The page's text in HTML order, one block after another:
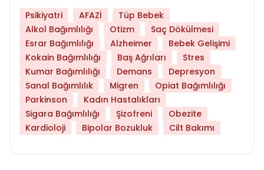
Psikiyatri AFAZİ
Tüp Bebek
Alkol Bağımlılığı
Otizm
Saç Dökülmesi
Esrar Bağımlılığı
Alzheimer
Bebek Gelişimi
Kokain Bağımlılığı
Baş Ağrıları
Stres
Kumar Bağımlılığı
Demans
Depresyon
Sanal Bağımlılık
Migren
Opiat Bağımlılığı
Parkinson
Kadın Hastalıkları
Sigara Bağımlılığı
Şizofreni
Obezite
Kardioloji
Bipolar Bozukluk Cilt Bakımı